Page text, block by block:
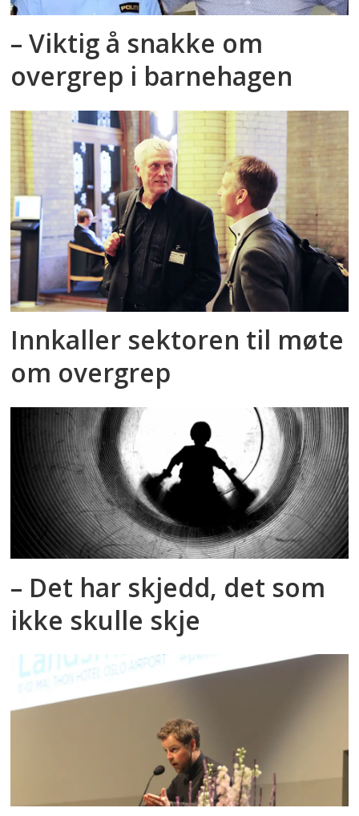
– Viktig å snakke om
overgrep i barnehagen
Innkaller sektoren til møte
om overgrep
– Det har skjedd, det som
ikke skulle skje